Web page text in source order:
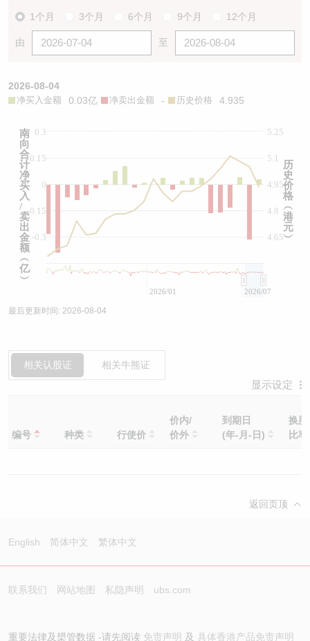
1个月 3个月 6个月 9个月 12个月
由 至
2026-08-04
净买入金额 0.03亿 净卖出金额 - 历史价格 4.935
0
-0.3
-0.15
0.15
0.3
4.8
4.65
4.95
5.1
5.25
2026/01 2026/07
南
向
合
计
净
买
入
/
卖
出
金
额
︵
亿
︶
历
史
价
格
︵
港
元
︶
最后更新时间: 2026-08-04
相关认股证 相关牛熊证
显示设定
编号 种类 行使价
价内/
价外
到期日
(年-月-日)
换股
比率
返回页顶
English 简体中文 繁体中文
联系我们 网站地图 私隐声明 ubs.com
重要法律及槼管数据 -请先阅读 免责声明 及 具体香港产品免责声明